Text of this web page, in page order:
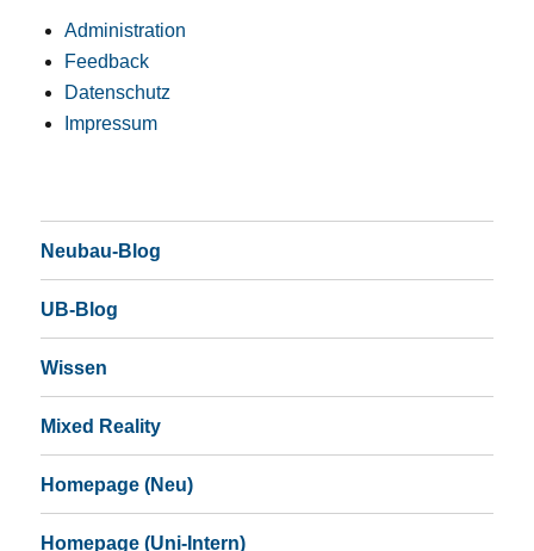
Administration
Feedback
Datenschutz
Impressum
Neubau-Blog
UB-Blog
Wissen
Mixed Reality
Homepage (Neu)
Homepage (Uni-Intern)